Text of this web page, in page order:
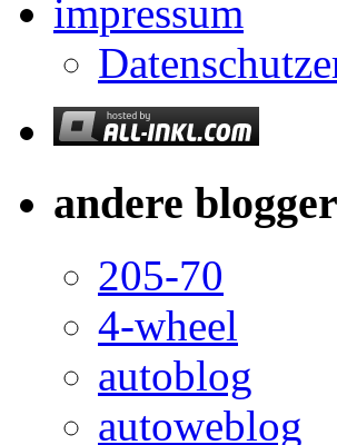
impressum
andere blogger
205-70
4-wheel
autoblog
autoweblog